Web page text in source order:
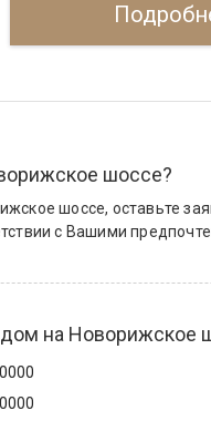
шоссе?
шоссе, оставьте
с Вашими
дом на Новорижское